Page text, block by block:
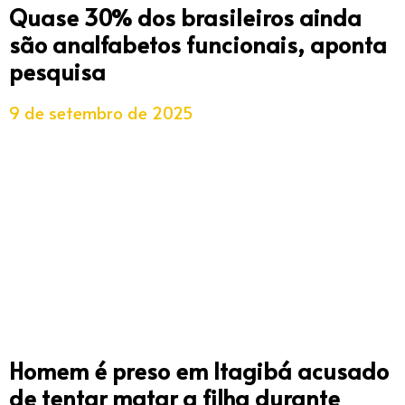
Quase 30% dos brasileiros ainda
são analfabetos funcionais, aponta
pesquisa
9 de setembro de 2025
Homem é preso em Itagibá acusado
de tentar matar a filha durante